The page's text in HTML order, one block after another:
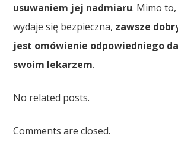
usuwaniem jej nadmiaru. Mimo
wydaje się bezpieczna, zawsze
jest omówienie odpowiedniego
swoim lekarzem.
No related posts.
Comments are closed.